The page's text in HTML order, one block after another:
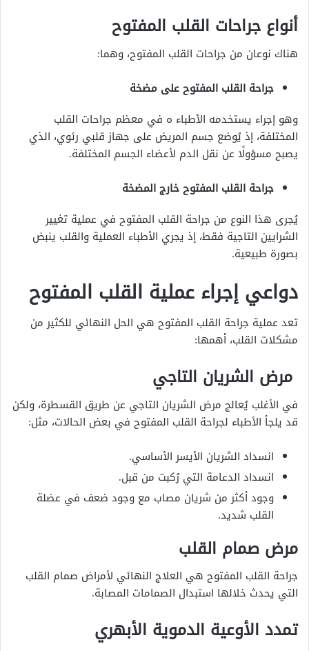
أنواع جراحات القلب المفتوح
هناك نوعان من جراحات القلب المفتوح، وهما:
جراحة القلب المفتوح على مضخة
وهو إجراء يستخدمه الأطباء ه في معظم جراحات القلب
المختلفة، إذ يُوضع جسم المريض على جهاز قلبي رئوي، الذي
يصبح مسؤولًا عن نقل الدم لأعضاء الجسم المختلفة.
جراحة القلب المفتوح خارج المضخة
يُجرى هذا النوع من جراحة القلب المفتوح في عملية تغيير
الشرايين التاجية فقط، إذ يجري الأطباء العملية والقلب ينبض
بصورة طبيعية.
دواعي إجراء عملية القلب المفتوح
تعد عملية جراحة القلب المفتوح هي الحل النهائي للكثير من
مشكلات القلب، أهمها:
مرض الشريان التاجي
في الأغلب يُعالج مرض الشريان التاجي عن طريق القسطرة، ولكن
قد يلجأ الأطباء لجراحة القلب المفتوح في بعض الحالات، مثل:
انسداد الشريان الأيسر الأساسي.
انسداد الدعامة التي رُكبت من قبل.
وجود أكثر من شريان مصاب مع وجود ضعف في عضلة
القلب شديد.
مرض صمام القلب
جراحة القلب المفتوح هي العلاج النهائي لأمراض صمام القلب
التي يحدث خلالها استبدال الصمامات المصابة.
تمدد الأوعية الدموية الأبهري